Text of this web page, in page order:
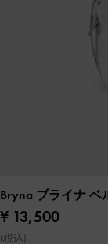
Bryna ブライナ ベ
¥ 13,500
(税込)